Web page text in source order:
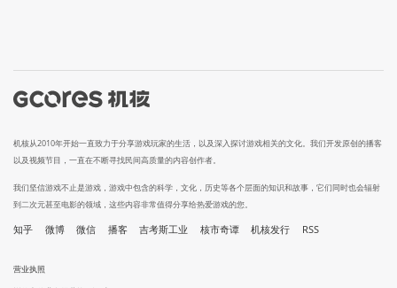
机核从2010年开始一直致力于分享游戏玩家的生活，以及深入探讨游戏相关的文化。我们开发原创的播客
以及视频节目，一直在不断寻找民间高质量的内容创作者。
我们坚信游戏不止是游戏，游戏中包含的科学，文化，历史等各个层面的知识和故事，它们同时也会辐射
到二次元甚至电影的领域，这些内容非常值得分享给热爱游戏的您。
知乎 微博 微信 播客 吉考斯工业 核市奇谭 机核发行 RSS
营业执照